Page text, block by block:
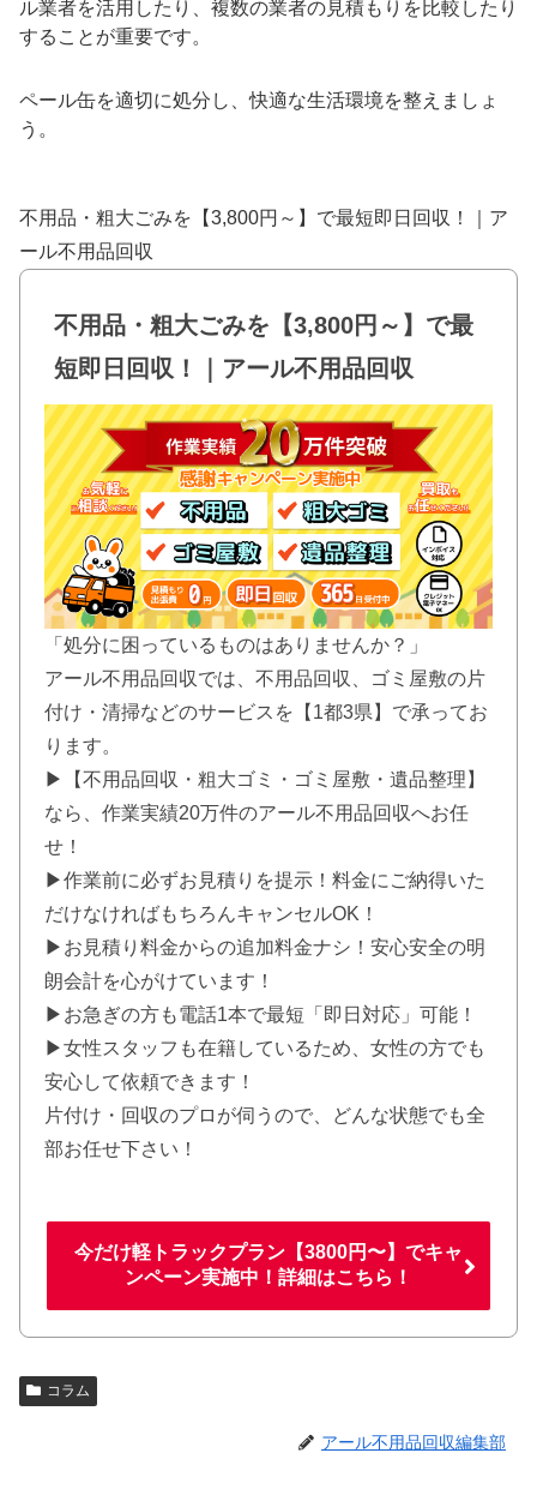
ル業者を活用したり、複数の業者の見積もりを比較したり
することが重要です。
ペール缶を適切に処分し、快適な生活環境を整えましょ
う。
不用品・粗大ごみを【3,800円～】で最短即日回収！｜ア
ール不用品回収
不用品・粗大ごみを【3,800円～】で最
短即日回収！｜アール不用品回収
「処分に困っているものはありませんか？」
アール不用品回収では、不用品回収、ゴミ屋敷の片
付け・清掃などのサービスを【1都3県】で承ってお
ります。
▶【不用品回収・粗大ゴミ・ゴミ屋敷・遺品整理】
なら、作業実績20万件のアール不用品回収へお任
せ！
▶作業前に必ずお見積りを提示！料金にご納得いた
だけなければもちろんキャンセルOK！
▶お見積り料金からの追加料金ナシ！安心安全の明
朗会計を心がけています！
▶お急ぎの方も電話1本で最短「即日対応」可能！
▶女性スタッフも在籍しているため、女性の方でも
安心して依頼できます！
片付け・回収のプロが伺うので、どんな状態でも全
部お任せ下さい！
今だけ軽トラックプラン【3800円〜】でキャ
ンペーン実施中！詳細はこちら！
コラム
アール不用品回収編集部